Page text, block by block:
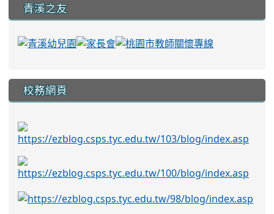
青溪之友
校務網頁